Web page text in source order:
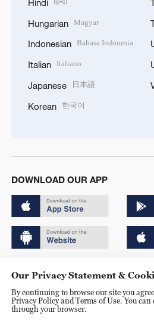
Hindi
Hungarian Magyar
Indonesian Bahasa Indonesia
Italian Italiano
Japanese 日本語
Korean 한국어
DOWNLOAD OUR APP
京ICP备20000184号
京公网安备 11010502050052号
Our Privacy Statement &
By continuing to browse our site you
Privacy Policy and Terms of Use. You
through your browser.